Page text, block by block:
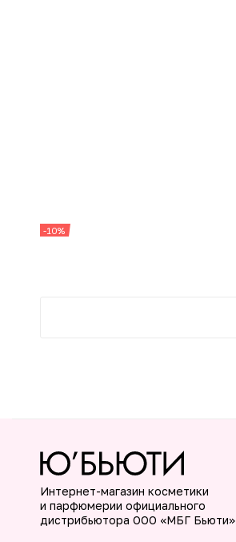
-10%
Интернет-магазин косметики
и парфюмерии официального
дистрибьютора ООО «МБГ Бьюти»